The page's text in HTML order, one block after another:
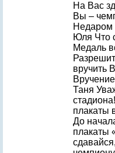
На Вас
Вы –
Недаром
Юля Что
Медаль
вручить
Таня
плакаты
До
плакаты